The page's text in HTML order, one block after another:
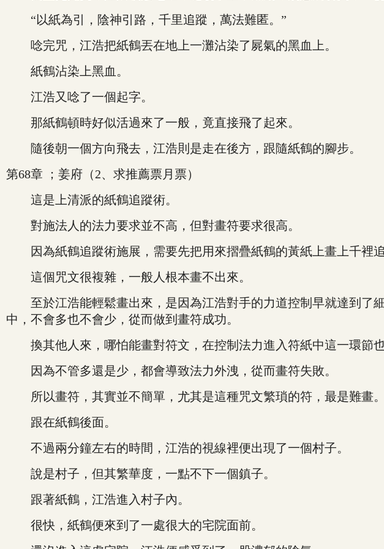
“以紙為引，陰神引路，千里追蹤，萬法難匿。”
唸完咒，江浩把紙鶴丟在地上一灘沾染了屍氣的黑血上。
紙鶴沾染上黑血。
江浩又唸了一個起字。
那紙鶴頓時好似活過來了一般，竟直接飛了起來。
隨後朝一個方向飛去，江浩則是走在後方，跟隨紙鶴的腳步。
第68章 ；姜府（2、求推薦票月票）
這是上清派的紙鶴追蹤術。
對施法人的法力要求並不高，但對畫符要求很高。
因為紙鶴追蹤術施展，需要先把用來摺疊紙鶴的黃紙上畫上千裡追
這個咒文很複雜，一般人根本畫不出來。
至於江浩能輕鬆畫出來，是因為江浩對手的力道控制早就達到了
中，不會多也不會少，從而做到畫符成功。
換其他人來，哪怕能畫對符文，在控制法力進入符紙中這一環節
因為不管多還是少，都會導致法力外洩，從而畫符失敗。
所以畫符，其實並不簡單，尤其是這種咒文繁瑣的符，最是難畫。
跟在紙鶴後面。
不過兩分鐘左右的時間，江浩的視線裡便出現了一個村子。
說是村子，但其繁華度，一點不下一個鎮子。
跟著紙鶴，江浩進入村子內。
很快，紙鶴便來到了一處很大的宅院面前。